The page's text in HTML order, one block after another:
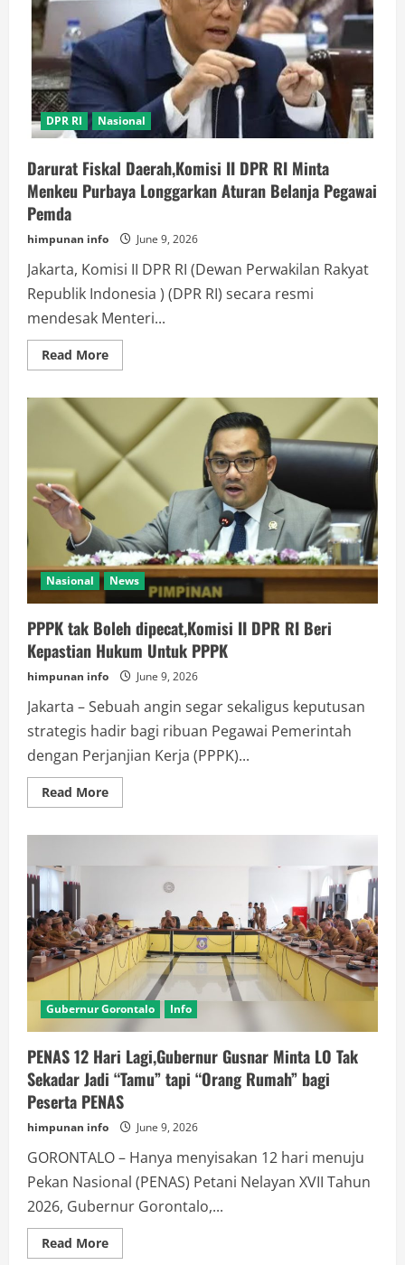
DPR RI Nasional
Darurat Fiskal Daerah,Komisi II DPR RI Minta
Menkeu Purbaya Longgarkan Aturan Belanja Pegawai
Pemda
himpunan info June 9, 2026
Jakarta, Komisi II DPR RI (Dewan Perwakilan Rakyat
Republik Indonesia ) (DPR RI) secara resmi
mendesak Menteri...
Read MoreRead
more
Daerah,Komisi
II
DPR
RI
Minta
Menkeu
Purbaya
Longgarkan
Belanja
Pegawai
Pemda
Nasional News
PPPK tak Boleh dipecat,Komisi II DPR RI Beri
Kepastian Hukum Untuk PPPK
himpunan info June 9, 2026
Jakarta – Sebuah angin segar sekaligus keputusan
strategis hadir bagi ribuan Pegawai Pemerintah
dengan Perjanjian Kerja (PPPK)...
Read MoreRead
more
Beri
Kepastian
Hukum
Untuk
PPPK
Gubernur Gorontalo Info
PENAS 12 Hari Lagi,Gubernur Gusnar Minta LO Tak
Sekadar Jadi “Tamu” tapi “Orang Rumah” bagi
Peserta PENAS
himpunan info June 9, 2026
GORONTALO – Hanya menyisakan 12 hari menuju
Pekan Nasional (PENAS) Petani Nelayan XVII Tahun
2026, Gubernur Gorontalo,...
Read MoreRead
more